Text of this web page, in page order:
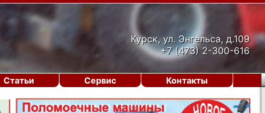
Курск, ул. Энгельса, д.109
+7 (473) 2-300-616
Статьи Сервис Контакты